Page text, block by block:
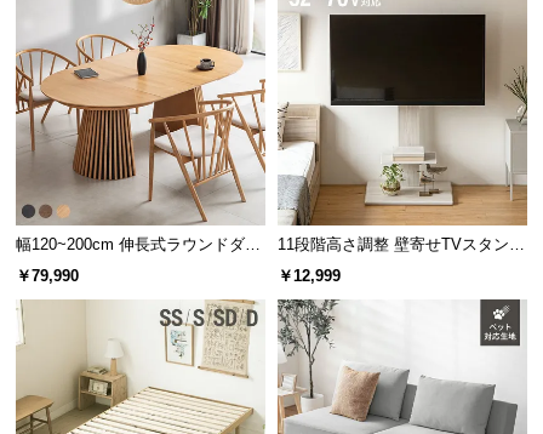
幅120~200cm 伸長式ラウンドダイ
ニングテーブル 6人掛け 天然木突
￥79,990
11段階高さ調整 壁寄せTVスタンド
キャスター付き 上下左右角度調節
￥12,999